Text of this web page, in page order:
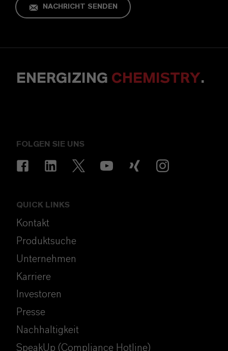
NACHRICHT SENDEN
ENERGIZING CHEMISTRY.
FOLGEN SIE UNS
QUICK LINKS
Kontakt
Produktsuche
Unternehmen
Karriere
Investoren
Presse
Nachhaltigkeit
SpeakUp (Compliance Hotline)